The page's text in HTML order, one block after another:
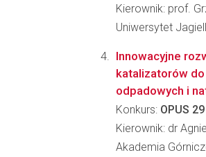
Kierownik: prof.
Uniwersytet
Innowacyjne
katalizatorów
odpadowych i
Konkurs: OPUS 29
Kierownik: dr
Akademia